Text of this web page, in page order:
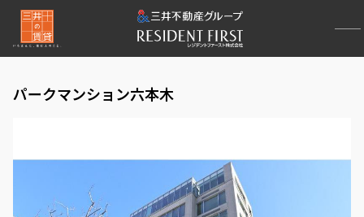
パークマンション六本木